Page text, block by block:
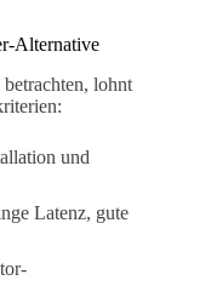
Alternative
lohnt
und
Latenz, gute